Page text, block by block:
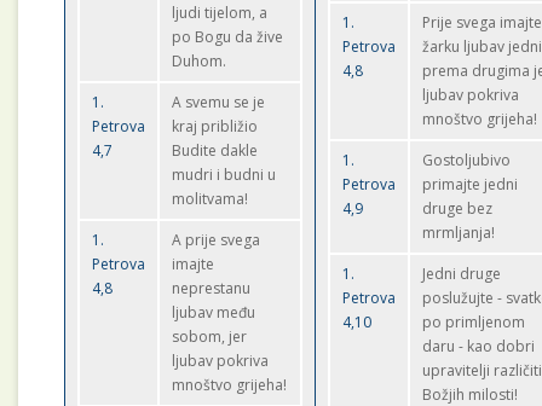
ljudi tijelom, a
po Bogu da žive
Duhom.
1.
Petrova
4,7
A svemu se je
kraj približio
Budite dakle
mudri i budni u
molitvama!
1.
Petrova
4,8
A prije svega
imajte
neprestanu
ljubav među
sobom, jer
ljubav pokriva
mnoštvo grijeha!
1.
Petrova
4,8
Prije svega imajte
žarku ljubav jedni
prema drugima
ljubav pokriva
mnoštvo grijeha!
1.
Petrova
4,9
Gostoljubivo
primajte jedni
druge bez
mrmljanja!
1.
Petrova
4,10
Jedni druge
poslužujte -
po primljenom
daru - kao dobri
upravitelji
Božjih milosti!